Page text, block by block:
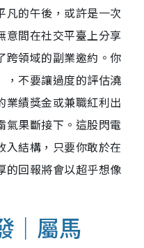
凡的午後，或許是一次
意間在社交平臺上分享
跨領域的副業邀約。你
，不要讓過度的評估澆
業績獎金或兼職紅利出
氣果斷接下。這股閃電
入結構，只要你敢於在
的回報將會以超乎想像
｜屬馬